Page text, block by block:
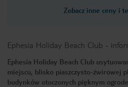
Zobacz inne ceny i
Ephesia Holiday Beach Club -
Ephesia Holiday Beach Club
miejscu, blisko piaszczysto-żwirowej
budynków otoczonych pięknym